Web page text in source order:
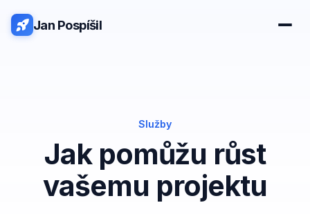
Jan Pospíšil
Služby
Jak pomůžu růst
vašemu projektu